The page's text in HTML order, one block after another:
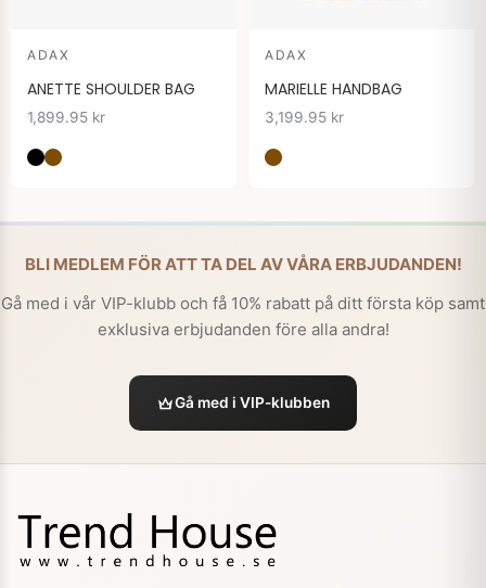
ADAX
ANETTE SHOULDER BAG
1,899.95 kr
ADAX
MARIELLE HANDBAG
3,199.95 kr
BLI MEDLEM FÖR ATT TA DEL AV VÅRA ERBJUDANDEN!
Gå med i vår VIP-klubb och få 10% rabatt på ditt första köp samt
exklusiva erbjudanden före alla andra!
Gå med i VIP-klubben